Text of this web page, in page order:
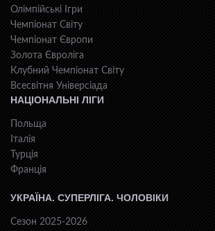
Олімпійські Ігри
Чемпіонат Світу
Чемпіонат Європи
Золота Євроліга
Клубний Чемпіонат Світу
Всесвiтня Унiверсiaда
НАЦІОНАЛЬНІ ЛІГИ
Польща
Італія
Турція
Франція
УКРАЇНА. СУПЕРЛІГА. ЧОЛОВІКИ
Сезон 2025-2026